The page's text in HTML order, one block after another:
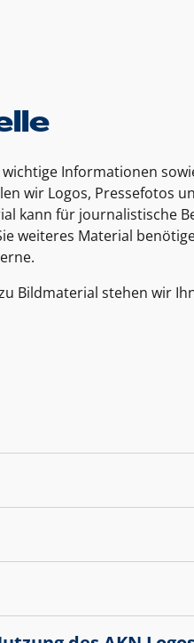
Informationen
wir Logos, Pressefotos
kann für journalistische
weiteres Material
Bildmaterial stehen wir